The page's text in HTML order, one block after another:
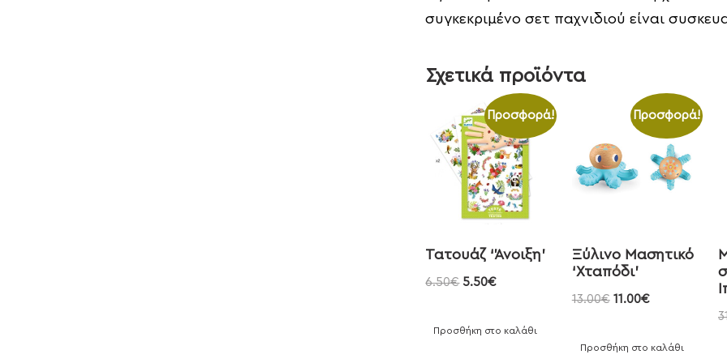
συγκεκριμένο σετ παχνιδιού είναι
Σχετικά προϊόντα
Προσφορά!
Τατουάζ ‘Άνοιξη’
6.50€ 5.50€
Προσθήκη στο καλάθι
Προσφορά!
Ξύλινο Μασητικό
‘Χταπόδι’
13.00€ 11.00€
Προσθήκη στο καλάθι